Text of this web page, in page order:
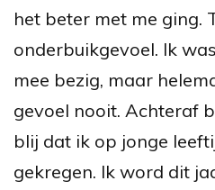
het beter met me ging.
onderbuikgevoel. Ik
mee bezig, maar
gevoel nooit. Achteraf
blij dat ik op jonge
gekregen. Ik word dit